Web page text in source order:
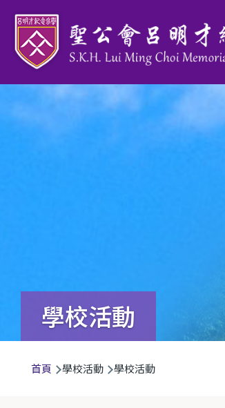
移至主內容
學校活動
航
首頁 學校活動 學校活動